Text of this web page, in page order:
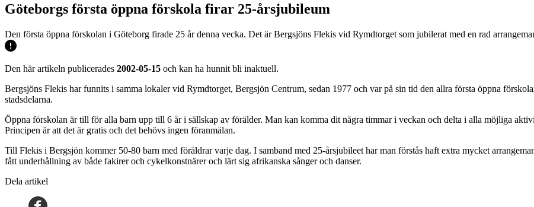
Göteborgs första öppna förskola firar 25-årsjubileum
Den första öppna förskolan i Göteborg firade 25 år denna vecka. Det är Bergsjöns Flekis vid Rymdtorget som jubilerat med en rad
Den här artikeln publicerades 2002-05-15 och kan ha hunnit bli inaktuell.
Bergsjöns Flekis har funnits i samma lokaler vid Rymdtorget, Bergsjön Centrum, sedan 1977 och var på sin tid den allra första öppna
stadsdelarna.
Öppna förskolan är till för alla barn upp till 6 år i sällskap av förälder. Man kan komma dit några timmar i veckan och delta i alla möjliga
Principen är att det är gratis och det behövs ingen föranmälan.
Till Flekis i Bergsjön kommer 50-80 barn med föräldrar varje dag. I samband med 25-årsjubileet har man förstås haft extra mycket
fått underhållning av både fakirer och cykelkonstnärer och lärt sig afrikanska sånger och danser.
Dela artikel